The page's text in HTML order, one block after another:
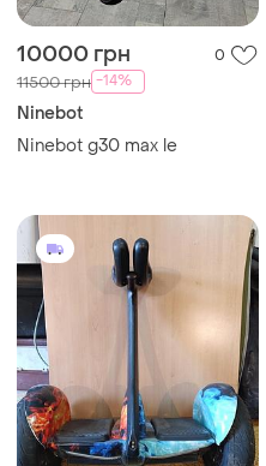
10000 грн 0
11500 грн -14%
Ninebot
Ninebot g30 max le